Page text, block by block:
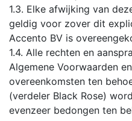
1.3. Elke afwijking van
geldig voor zover dit
Accento BV is
1.4. Alle rechten en
Algemene Voorwaarden
overeenkomsten ten
(verdeler Black Rose)
evenzeer bedongen ten